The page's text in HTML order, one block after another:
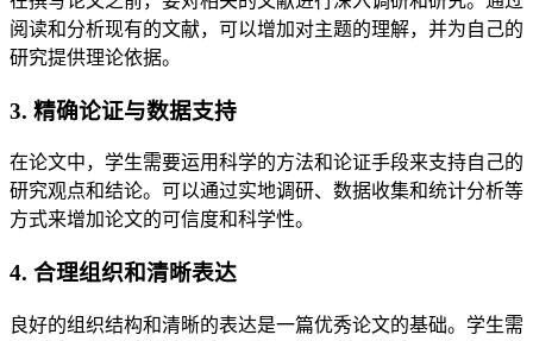
阅读和分析现有的文献，可以增加对主题的理解，并为自己的
研究提供理论依据。
3. 精确论证与数据支持
在论文中，学生需要运用科学的方法和论证手段来支持自己的
研究观点和结论。可以通过实地调研、数据收集和统计分析等
方式来增加论文的可信度和科学性。
4. 合理组织和清晰表达
良好的组织结构和清晰的表达是一篇优秀论文的基础。学生需